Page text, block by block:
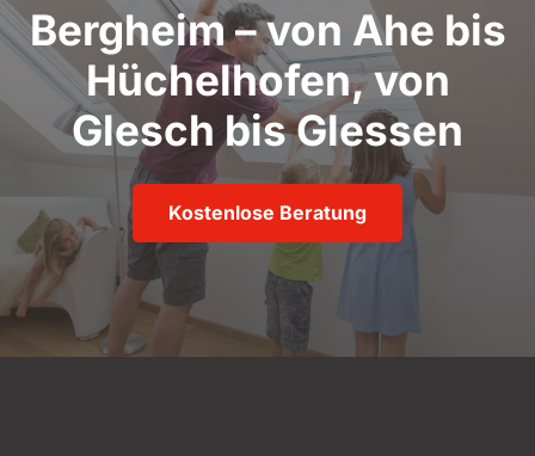
Bergheim – von Ahe bis
Hüchelhofen, von
Glesch bis Glessen
Kostenlose Beratung